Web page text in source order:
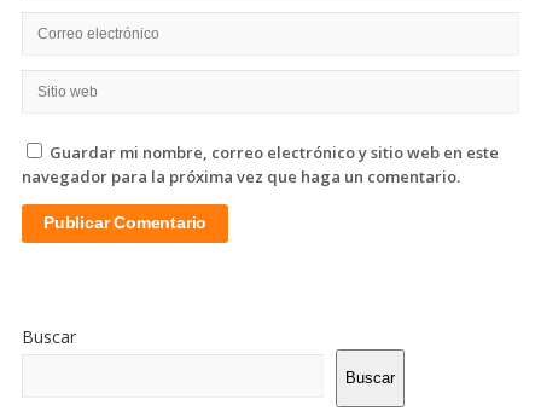
Guardar mi nombre, correo electrónico y sitio web en este
navegador para la próxima vez que haga un comentario.
La
Lateral
Buscar
Buscar